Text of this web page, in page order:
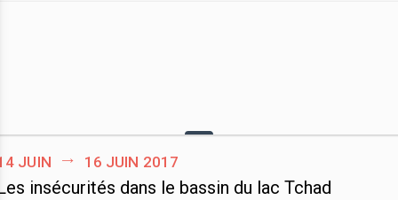
juin 16 juin 2017
insécurités dans le bassin du lac Tchad